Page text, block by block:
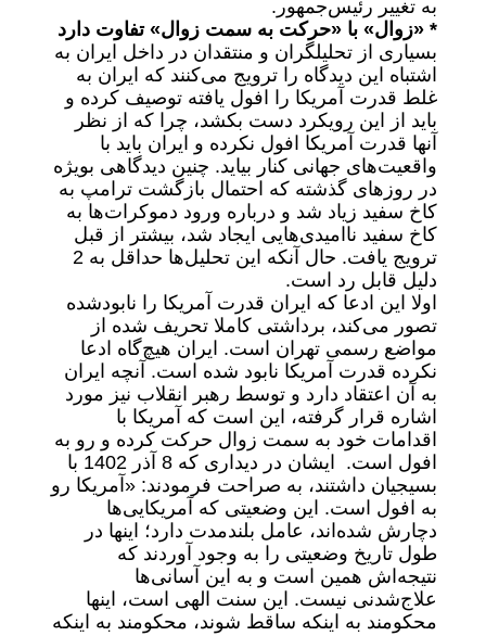
به تغییر رئیس‌جمهور.
* «زوال» با «حرکت به سمت زوال» تفاوت دارد
بسیاری از تحلیلگران و منتقدان در داخل ایران به
اشتباه این دیدگاه را ترویج می‌کنند که ایران به
غلط قدرت آمریکا را افول یافته توصیف کرده و
باید از این رویکرد دست بکشد، چرا که از نظر
آنها قدرت آمریکا افول نکرده و ایران باید با
واقعیت‌های جهانی کنار بیاید. چنین دیدگاهی بویژه
در روزهای گذشته که احتمال بازگشت ترامپ به
کاخ سفید زیاد شد و درباره ورود دموکرات‌ها به
کاخ سفید ناامیدی‌هایی ایجاد شد، بیشتر از قبل
ترویج یافت. حال آنکه این تحلیل‌ها حداقل به 2
دلیل قابل رد است.
اولا این ادعا که ایران قدرت آمریکا را نابودشده
تصور می‌کند، برداشتی کاملا تحریف شده از
مواضع رسمی تهران است. ایران هیچ‌گاه ادعا
نکرده قدرت آمریکا نابود شده است. آنچه ایران
به آن اعتقاد دارد و توسط رهبر انقلاب نیز مورد
اشاره قرار گرفته، این است که آمریکا با
اقدامات خود به سمت زوال حرکت کرده و رو به
افول است. ایشان در دیداری که 8 آذر 1402 با
بسیجیان داشتند، به‌ صراحت فرمودند: «آمریکا رو
به افول است. این وضعیتی که آمریکایی‌ها
دچارش شده‌اند، عامل بلندمدت دارد؛ اینها در
طول تاریخ وضعیتی را به وجود آوردند که
نتیجه‌اش همین است و به این آسانی‌ها
علاج‌شدنی نیست. این سنت الهی است، اینها
محکومند به اینکه ساقط شوند، محکومند به اینکه